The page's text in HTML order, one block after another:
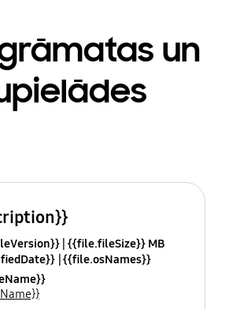
un
{{file.fileSize}} MB
{{file.osNames}}